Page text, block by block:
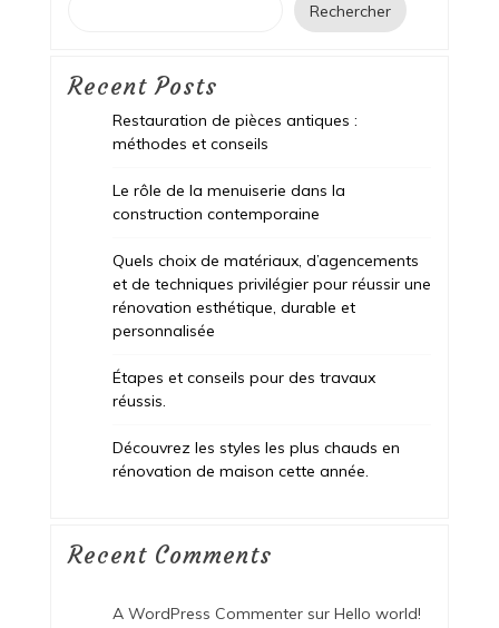
Rechercher
Recent Posts
Restauration de pièces antiques :
méthodes et conseils
Le rôle de la menuiserie dans la
construction contemporaine
Quels choix de matériaux, d’agencements
et de techniques privilégier pour réussir une
rénovation esthétique, durable et
personnalisée
Étapes et conseils pour des travaux
réussis.
Découvrez les styles les plus chauds en
rénovation de maison cette année.
Recent Comments
A WordPress Commentersur Hello world!